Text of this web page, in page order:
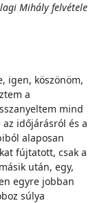
Mihály felvétele
igen, köszönöm,
a
mind
időjárásról és a
alaposan
fújtatott, csak a
után, egy,
egyre jobban
súlya